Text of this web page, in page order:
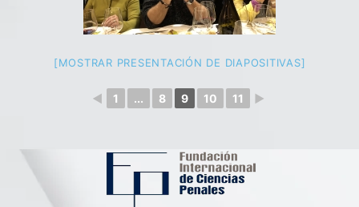
[MOSTRAR PRESENTACIÓN DE DIAPOSITIVAS]
◄ 1 ... 8 9 10 11 ►